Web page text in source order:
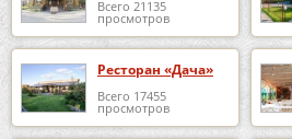
Всего 21135
просмотров
Ресторан «Дача»
Всего 17455
просмотров